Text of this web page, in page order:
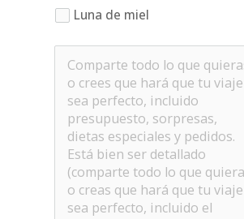
Luna de miel